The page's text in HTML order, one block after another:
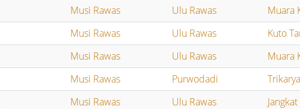
Musi Rawas Ulu Rawas Muara
Musi Rawas Ulu Rawas Kuto
Musi Rawas Ulu Rawas Muara
Musi Rawas Purwodadi Trikarya
Musi Rawas Ulu Rawas Jangkat